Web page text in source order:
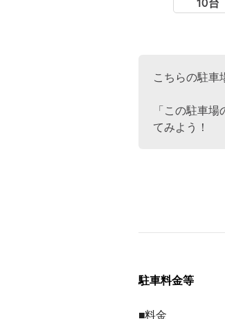
こちらの駐車
「この駐車
てみよう！
駐車料金等
■料金